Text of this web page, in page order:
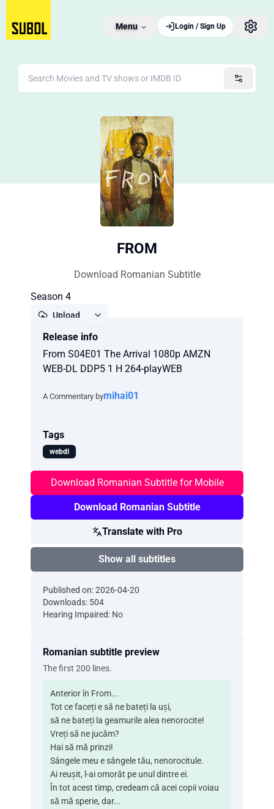
Menu Login / Sign Up
FROM
Download Romanian Subtitle
Season 4
Upload
Release info
From S04E01 The Arrival 1080p AMZN
WEB-DL DDP5 1 H 264-playWEB
A Commentary bymihai01
Tags
webdl
Download Romanian Subtitle for Mobile
Download Romanian Subtitle
Translate with Pro
Show all subtitles
Published on: 2026-04-20
Downloads: 504
Hearing Impaired: No
Romanian subtitle preview
The first 200 lines.
Anterior în From...
Tot ce faceți e să ne bateți la uși,
să ne bateți la geamurile alea nenorocite!
Vreți să ne jucăm?
Hai să mă prinzi!
Sângele meu e sângele tău, nenorocitule.
Ai reușit, l-ai omorât pe unul dintre ei.
În tot acest timp, credeam că acei copii voiau
să mă sperie, dar...